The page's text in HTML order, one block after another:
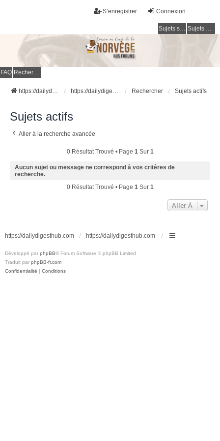
Connexion
S’enregistrer
Sujets sans réponse Sujets actifs
FAQ Rechercher
https://dailydigesthub.com https://dailydigesthub.com Rechercher Sujets actifs
Sujets actifs
Aller à la recherche avancée
0 Résultat Trouvé • Page 1Sur 1
Aucun sujet ou message ne correspond à vos critères de
recherche.
0 Résultat Trouvé • Page 1Sur 1
Aller À
https://dailydigesthub.com https://dailydigesthub.com
Développé par phpBB® Forum Software © phpBB Limited
Traduit par phpBB-fr.com
Confidentialité | Conditions